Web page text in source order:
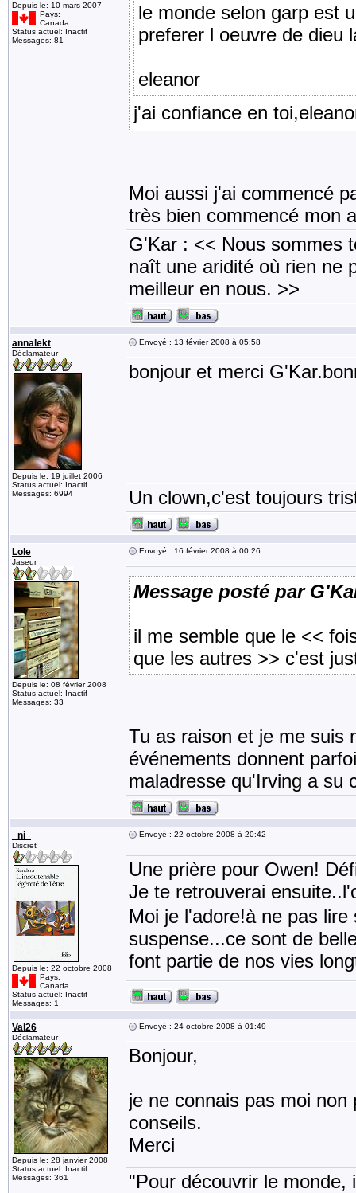
Depuis le: 10 mars 2007
Pays:
Canada
Status actuel: Inactif
Messages: 81
le monde selon garp est
preferer l oeuvre de dieu
eleanor
j'ai confiance en
Moi aussi j'ai commencé
très bien commencé mon
G'Kar : << Nous sommes
naît une aridité où rien ne
meilleur en nous. >>
annalekt
Déclamateur
Depuis le: 19 juillet 2006
Status actuel: Inactif
Messages: 6994
Envoyé : 13 février 2008 à 05:58
bonjour et merci
Un clown,c'est toujours
Lole
Jaseur
Depuis le: 08 février 2008
Status actuel: Inactif
Messages: 33
Envoyé : 16 février 2008 à 00:26
Message posté par
il me semble que le <<
que les autres >> c'est
Tu as raison et je me suis
événements donnent
maladresse qu'Irving a su
_ni_
Discret
Depuis le: 22 octobre 2008
Pays:
Canada
Status actuel: Inactif
Messages: 1
Envoyé : 22 octobre 2008 à 20:42
Une prière pour Owen!
Je te retrouverai
Moi je l'adore!à ne pas
suspense...ce sont de
font partie de nos vies
Val26
Déclamateur
Depuis le: 28 janvier 2008
Status actuel: Inactif
Messages: 361
Envoyé : 24 octobre 2008 à 01:49
Bonjour,
je ne connais pas moi
conseils.
Merci
"Pour découvrir le